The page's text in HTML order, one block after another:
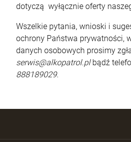
dotyczą wyłącznie oferty
Wszelkie pytania, wnioski i
ochrony Państwa prywatności,
danych osobowych prosimy
serwis@alkopatrol.pl bądź
888189029.